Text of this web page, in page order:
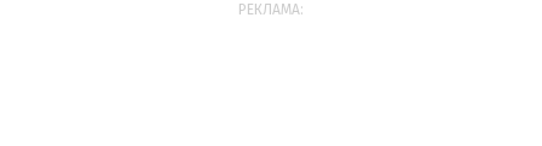
РЕКЛАМА: